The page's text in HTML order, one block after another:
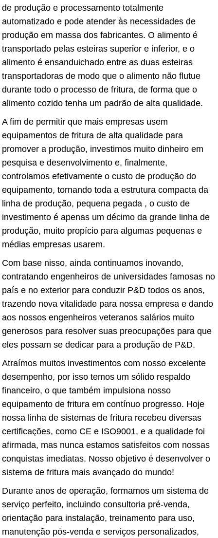
de produção e processamento totalmente
automatizado e pode atender às necessidades de
produção em massa dos fabricantes. O alimento é
transportado pelas esteiras superior e inferior, e o
alimento é ensanduichado entre as duas esteiras
transportadoras de modo que o alimento não flutue
durante todo o processo de fritura, de forma que o
alimento cozido tenha um padrão de alta qualidade.
A fim de permitir que mais empresas usem
equipamentos de fritura de alta qualidade para
promover a produção, investimos muito dinheiro em
pesquisa e desenvolvimento e, finalmente,
controlamos efetivamente o custo de produção do
equipamento, tornando toda a estrutura compacta da
linha de produção, pequena pegada , o custo de
investimento é apenas um décimo da grande linha de
produção, muito propício para algumas pequenas e
médias empresas usarem.
Com base nisso, ainda continuamos inovando,
contratando engenheiros de universidades famosas no
país e no exterior para conduzir P&D todos os anos,
trazendo nova vitalidade para nossa empresa e dando
aos nossos engenheiros veteranos salários muito
generosos para resolver suas preocupações para que
eles possam se dedicar para a produção de P&D.
Atraímos muitos investimentos com nosso excelente
desempenho, por isso temos um sólido respaldo
financeiro, o que também impulsiona nosso
equipamento de fritura em contínuo progresso. Hoje
nossa linha de sistemas de fritura recebeu diversas
certificações, como CE e ISO9001, e a qualidade foi
afirmada, mas nunca estamos satisfeitos com nossas
conquistas imediatas. Nosso objetivo é desenvolver o
sistema de fritura mais avançado do mundo!
Durante anos de operação, formamos um sistema de
serviço perfeito, incluindo consultoria pré-venda,
orientação para instalação, treinamento para uso,
manutenção pós-venda e serviços personalizados,